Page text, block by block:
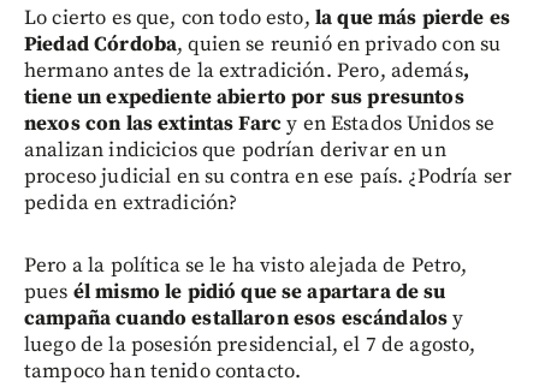
Lo cierto es que, con todo esto, la que más pierde es
Piedad Córdoba, quien se reunió en privado con su
hermano antes de la extradición. Pero, además,
tiene un expediente abierto por sus presuntos
nexos con las extintas Farcy en Estados Unidos se
analizan indicicios que podrían derivar en un
proceso judicial en su contra en ese país. ¿Podría ser
pedida en extradición?
Pero a la política se le ha visto alejada de Petro,
pues él mismo le pidió que se apartara de su
campaña cuando estallaron esos escándalosy
luego de la posesión presidencial, el 7 de agosto,
tampoco han tenido contacto.